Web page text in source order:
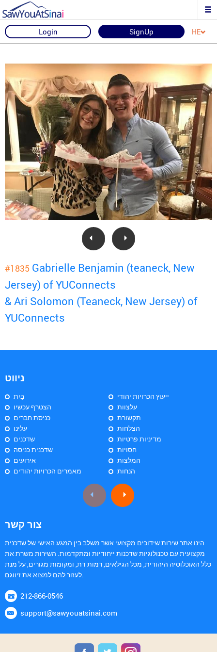
Login SignUp HE
#1835 Gabrielle Benjamin (teaneck, New
Jersey) of YUConnects
& Ari Solomon (Teaneck, New Jersey) of
YUConnects
ניווט
בַּיִת
הצטרף עכשיו
כניסת חברים
עלינו
שדכנים
שדכנית כניסה
אירועים
מאמרים הכרויות יהודים
ייעוץ הכרויות יהודי
עלצוות
תקשורת
הצלחות
מדיניות פרטיות
חסויות
המלצות
הנחות
צור קשר
הינו אתר שירות שידוכים מקצועי אשר משלב בין המגע האישי של שדכנית
מקצועית עם טכנולוגיות שדכנות ייחודיות ומתקדמות. השירות משרת את
כלל האוכלוסיה היהודית, מכל הגילאים, רמות דת, ומקומות מגורים, על מנת
לעזור להם למצוא את זיווגם.
212-866-0546
support@sawyouatsinai.com